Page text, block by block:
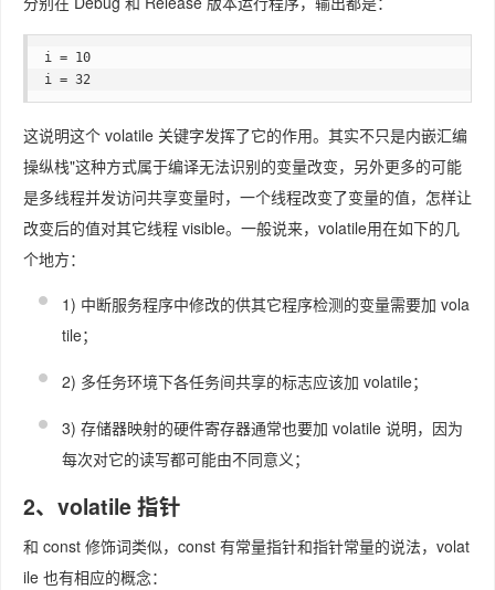
i = 10
i = 32
这说明这个 volatile 关键字发挥了它的作用。其实不只是内嵌汇编
操纵栈"这种方式属于编译无法识别的变量改变，另外更多的可能
是多线程并发访问共享变量时，一个线程改变了变量的值，怎样让
改变后的值对其它线程 visible。一般说来，volatile用在如下的几
个地方：
1) 中断服务程序中修改的供其它程序检测的变量需要加 vola
tile；
2) 多任务环境下各任务间共享的标志应该加 volatile；
3) 存储器映射的硬件寄存器通常也要加 volatile 说明，因为
每次对它的读写都可能由不同意义；
2、volatile 指针
和 const 修饰词类似，const 有常量指针和指针常量的说法，volat
ile 也有相应的概念：